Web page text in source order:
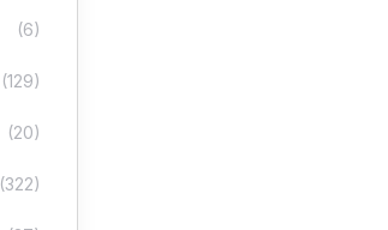
(6)
(129)
(20)
(322)